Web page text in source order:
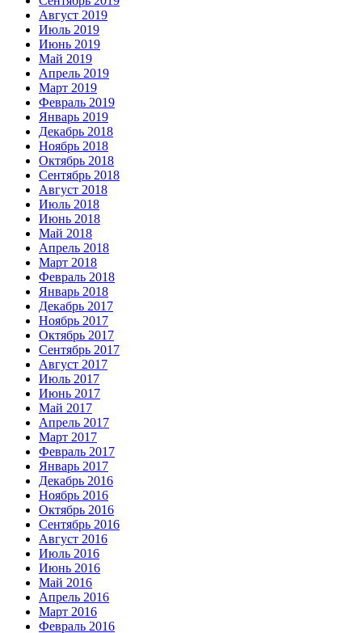
Август 2019
Июль 2019
Июнь 2019
Май 2019
Апрель 2019
Март 2019
Февраль 2019
Январь 2019
Декабрь 2018
Ноябрь 2018
Октябрь 2018
Сентябрь 2018
Август 2018
Июль 2018
Июнь 2018
Май 2018
Апрель 2018
Март 2018
Февраль 2018
Январь 2018
Декабрь 2017
Ноябрь 2017
Октябрь 2017
Сентябрь 2017
Август 2017
Июль 2017
Июнь 2017
Май 2017
Апрель 2017
Март 2017
Февраль 2017
Январь 2017
Декабрь 2016
Ноябрь 2016
Октябрь 2016
Сентябрь 2016
Август 2016
Июль 2016
Июнь 2016
Май 2016
Апрель 2016
Март 2016
Февраль 2016